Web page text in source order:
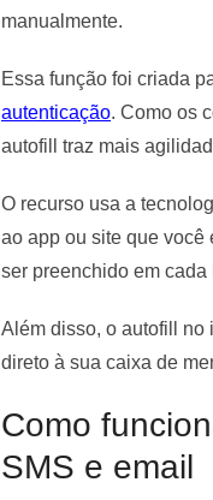
manualmente.
Essa função foi criada
autenticação. Como os
autofill traz mais
O recurso usa a
ao app ou site que você
ser preenchido em
Além disso, o autofill no
direto à sua caixa de
Como
SMS e email